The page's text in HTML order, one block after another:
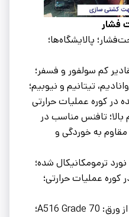
فشار
پالایشگاه‌ها؛
کم سولفور و فسفر؛
تیتانیم و نیوبیم؛
در کوره عملیات حرارتی
تافنس مناسب در
به خوردگی و
ترمومکانیکال شده؛
کوره عملیات حرارتی؛
برخی محصولات این گروه از ورق: A516 Grade 70؛